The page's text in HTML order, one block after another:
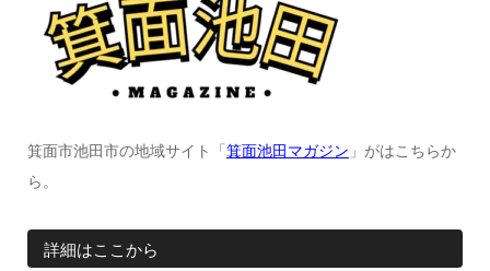
箕面市池田市の地域サイト「 箕面池田マガジン 」がはこちらか
ら。
詳細はここから